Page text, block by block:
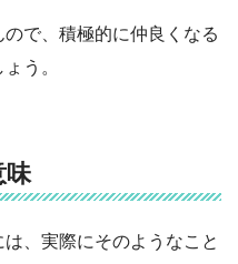
で、積極的に仲良くなる
う。
味
、実際にそのようなこと